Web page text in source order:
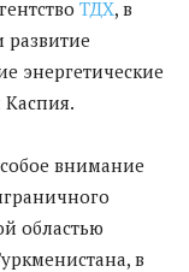
ТДХ, в
развитие
энергетические
внимание
областью
в